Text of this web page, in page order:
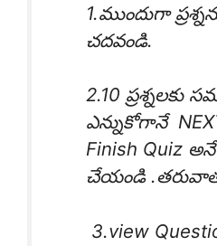
1.ముందుగా
చదవండి.
2.10 ప్రశ్నలకు
ఎన్నుకోగానే
Finish Quiz
చేయండి
3.view